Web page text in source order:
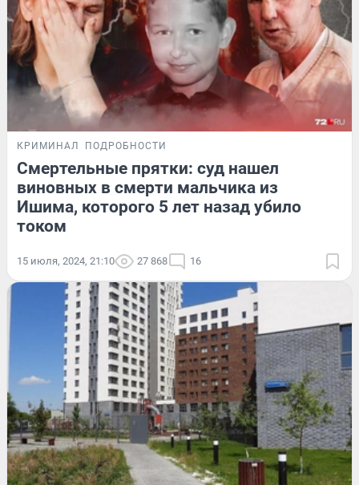
КРИМИНАЛ ПОДРОБНОСТИ
Смертельные прятки: суд нашел
виновных в смерти мальчика из
Ишима, которого 5 лет назад убило
током
15 июля, 2024, 21:10 27 868 16